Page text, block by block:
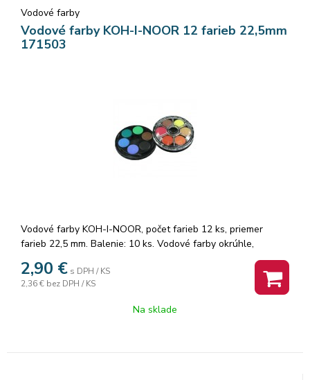
Vodové farby
Vodové farby KOH-I-NOOR 12 farieb 22,5mm
171503
Vodové farby KOH-I-NOOR, počet farieb 12 ks, priemer
farieb 22,5 mm. Balenie: 10 ks. Vodové farby okrúhle,
priemer tablety 22,5 mm, vodou riediteľné, vhodné na papier
a iné savé materiály, dve vrstvy po 6 tabliet, t.j. 12 odtieňov
farieb: žltá citrónová, oker svetlý, oranž., rumelka červená sv.,
tm., siena pálená, umbra pálená, čierna Značka: KOH-I-
2,90 € s DPH / KS
2,36 € bez DPH / KS
Na sklade